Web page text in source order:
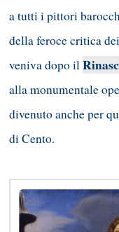
a tutti i pittori
della feroce critica
veniva dopo il
alla monumentale
divenuto anche per
di Cento.